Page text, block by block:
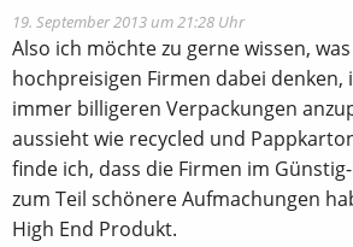
19. September 2013 um 21:28 Uhr
Also ich möchte zu gerne wissen,
hochpreisigen Firmen dabei denken,
immer billigeren Verpackungen
aussieht wie recycled und
finde ich, dass die Firmen im
zum Teil schönere Aufmachungen
High End Produkt.